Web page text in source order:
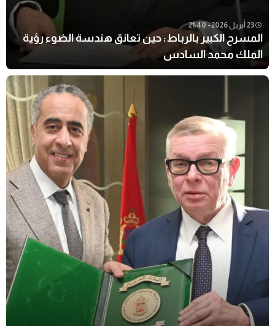
23 أبريل 2026 - 21:40
المسرح الكبير بالرباط: حين تعانق هندسة الضوء رؤية
الملك محمد السادس